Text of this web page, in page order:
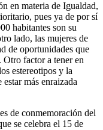
en materia de Igualdad,
pues ya de por sí
habitantes son su
lado, las mujeres de
de oportunidades que
Otro factor a tener en
estereotipos y la
más enraizada
de conmemoración del
se celebra el 15 de